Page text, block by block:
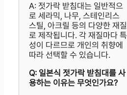
A: 젓가락 받침대는 일반적으
로 세라믹, 나무, 스테인리스
스틸, 아크릴 등의 다양한 재질
로 제작됩니다. 각 재질마다 특
성이 다르므로 개인의 취향에
따라 선택할 수 있습니다.
Q: 일본식 젓가락 받침대를 사
용하는 이유는 무엇인가요?